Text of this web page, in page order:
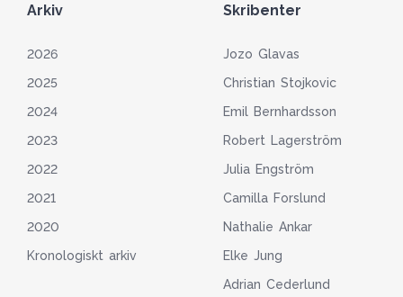
Arkiv
2026
2025
2024
2023
2022
2021
2020
Kronologiskt arkiv
Skribenter
Jozo Glavas
Christian Stojkovic
Emil Bernhardsson
Robert Lagerström
Julia Engström
Camilla Forslund
Nathalie Ankar
Elke Jung
Adrian Cederlund